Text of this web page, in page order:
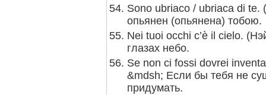
Sono ubriaco / ubriaca di
опьянен (опьянена) тобою.
Nei tuoi occhi c’è il cielo.
глазах небо.
Se non ci fossi dovrei
&mdsh; Если бы тебя не
придумать.